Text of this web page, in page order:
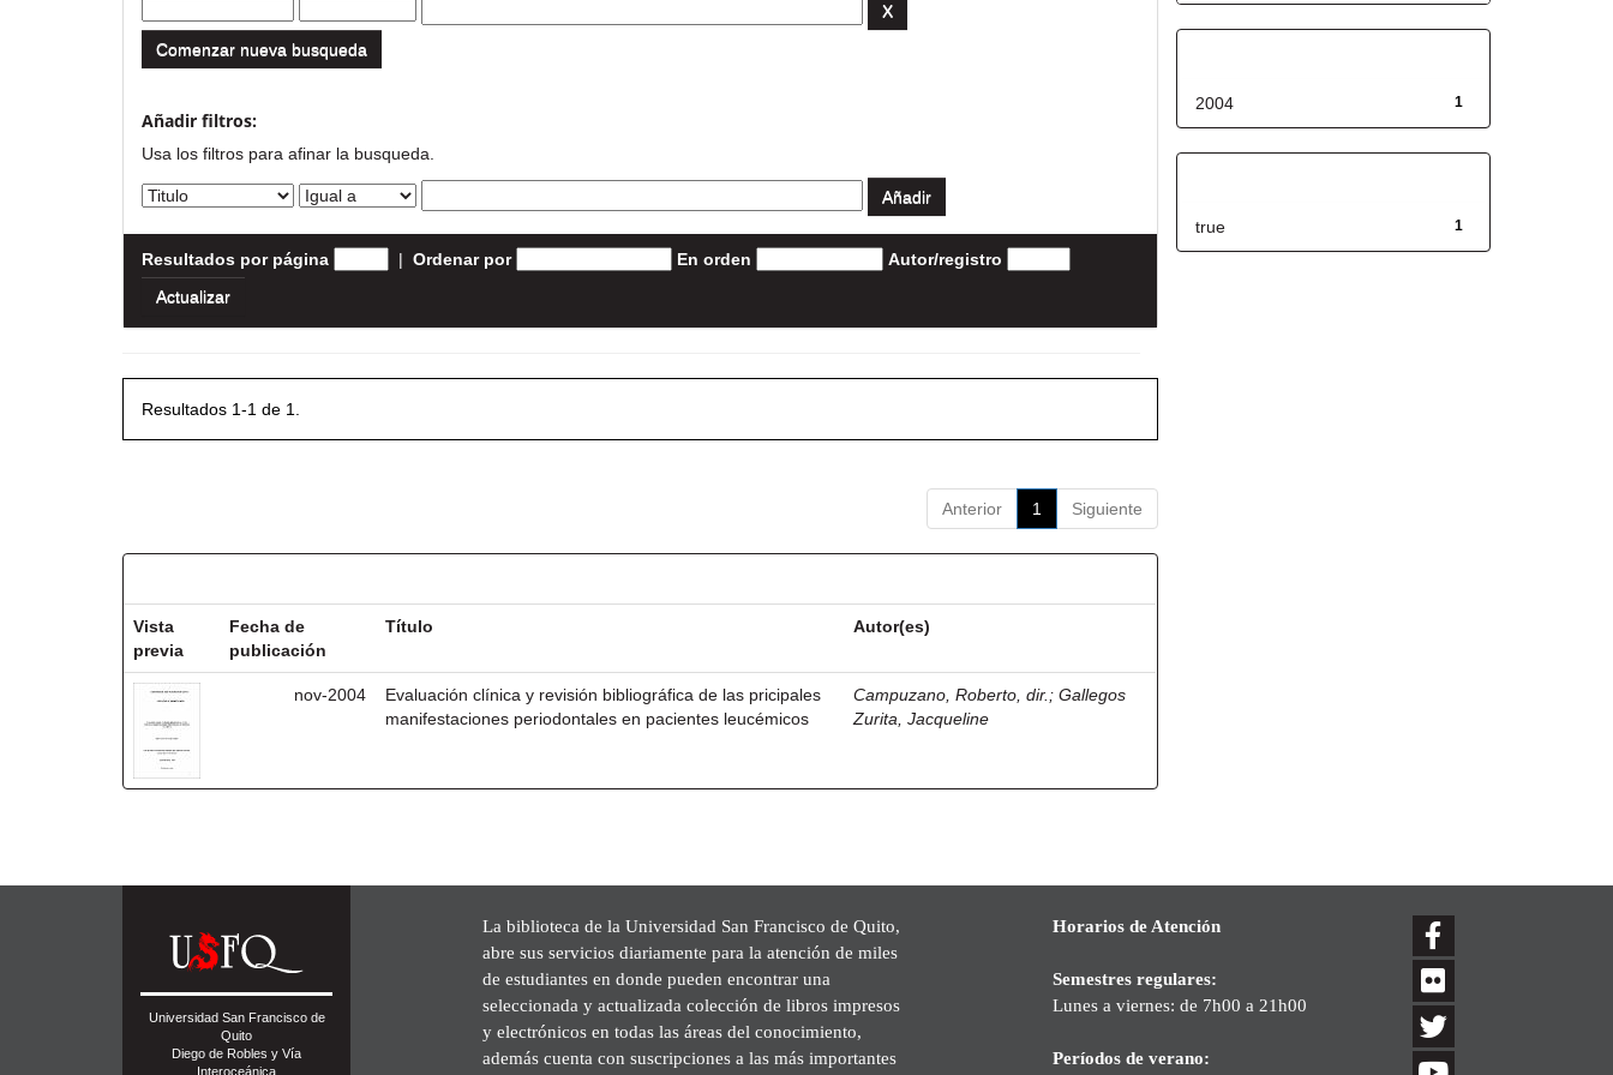
Comenzar nueva busqueda
Añadir filtros:
Usa los filtros para afinar la busqueda.
Resultados por página | Ordenar por En orden Autor/registro
Resultados 1-1 de 1.
Anterior 1 Siguiente
Vista
previa
Fecha de
publicación
Título Autor(es)
nov-2004
Evaluación clínica y revisión bibliográfica de las pricipales
manifestaciones periodontales en pacientes leucémicos
Campuzano, Roberto, dir. ;Gallegos
Zurita, Jacqueline
1
2004
1
true
Universidad San Francisco de
Quito
Diego de Robles y Vía
Interoceánica
La biblioteca de la Universidad San Francisco de Quito,
abre sus servicios diariamente para la atención de miles
de estudiantes en donde pueden encontrar una
seleccionada y actualizada colección de libros impresos
y electrónicos en todas las áreas del conocimiento,
además cuenta con suscripciones a las más importantes
Horarios de Atención
Semestres regulares:
Lunes a viernes: de 7h00 a 21h00
Períodos de verano: